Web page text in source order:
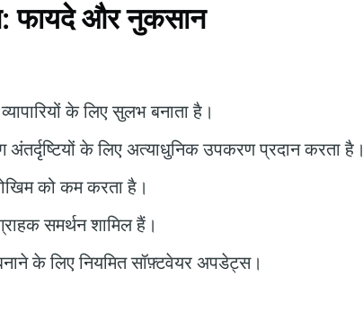
फायदे और नुकसान
के लिए सुलभ बनाता है।
अंतर्दृष्टियों के लिए अत्याधुनिक उपकरण प्रदान करता है।
को कम करता है।
समर्थन शामिल हैं।
के लिए नियमित सॉफ़्टवेयर अपडेट्स।